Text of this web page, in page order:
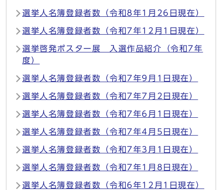
選挙人名簿登録者数（令和8年1月26日現在）
選挙人名簿登録者数（令和7年12月1日現在）
選挙啓発ポスター展 入選作品紹介（令和7年
度）
選挙人名簿登録者数（令和7年9月1日現在）
選挙人名簿登録者数（令和7年7月2日現在）
選挙人名簿登録者数（令和7年6月1日現在）
選挙人名簿登録者数（令和7年4月5日現在）
選挙人名簿登録者数（令和7年3月1日現在）
選挙人名簿登録者数（令和7年1月8日現在）
選挙人名簿登録者数（令和6年12月1日現在）